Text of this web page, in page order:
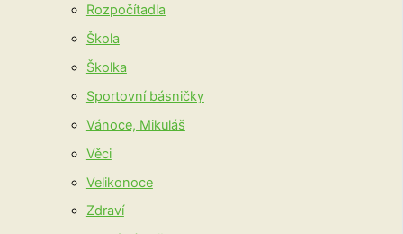
Rozpočítadla
Škola
Školka
Sportovní básničky
Vánoce, Mikuláš
Věci
Velikonoce
Zdraví